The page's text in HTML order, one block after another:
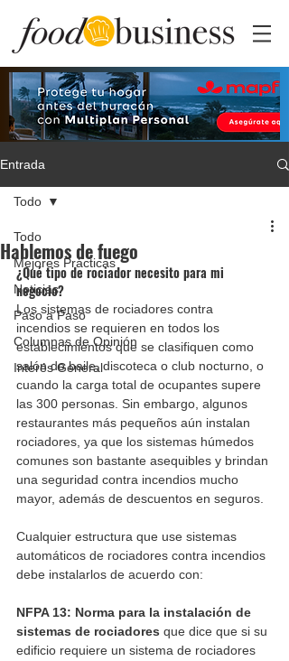
Entrada
Todo
Mejores Prácticas
Noticias
Paso a Paso
Columnas de Opinión
Interés General
Todo
Hablemos de fuego
¿Qué tipo de rociador necesito para mi
negocio?
Los sistemas de rociadores contra
incendios se requieren en todos los
establecimientos que se clasifiquen como
salón de baile, discoteca o club nocturno, o
cuando la carga total de ocupantes supere
las 300 personas. Sin embargo, algunos
restaurantes más pequeños aún instalan
rociadores, ya que los sistemas húmedos
comunes son bastante asequibles y brindan
una seguridad contra incendios mucho
mayor, además de descuentos en seguros.
Cualquier estructura que use sistemas
automáticos de rociadores contra incendios
debe instalarlos de acuerdo con:
NFPA 13: Norma para la instalación de
sistemas de rociadores que dice que si su
edificio requiere un sistema de rociadores